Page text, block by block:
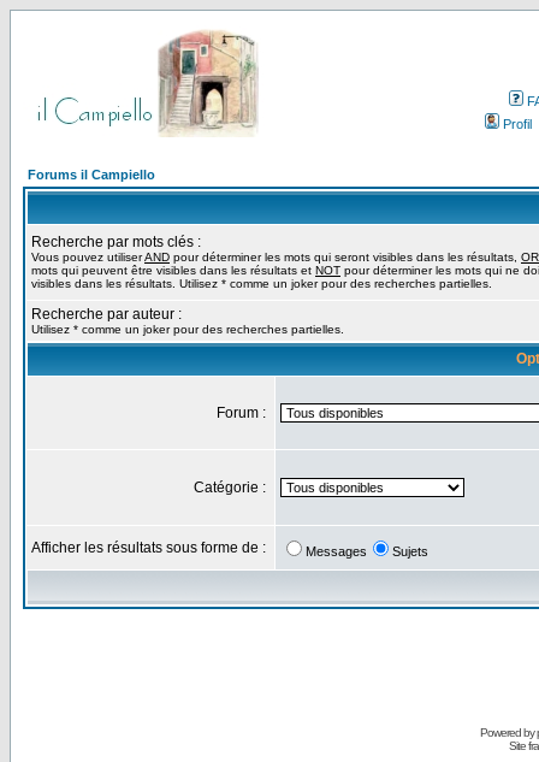
Profil
Forums il Campiello
Recherche par mots clés :
Vous pouvez utiliserAND pour déterminer les mots qui seront visibles dans les résultats, OR
mots qui peuvent être visibles dans les résultats et NOT pour déterminer les mots qui ne
visibles dans les résultats. Utilisez * comme un joker pour des recherches partielles.
Recherche par auteur :
Utilisez * comme un joker pour des recherches partielles.
Forum :
Catégorie :
Afficher les résultats sous forme de : Messages Sujets
Powered by
Site